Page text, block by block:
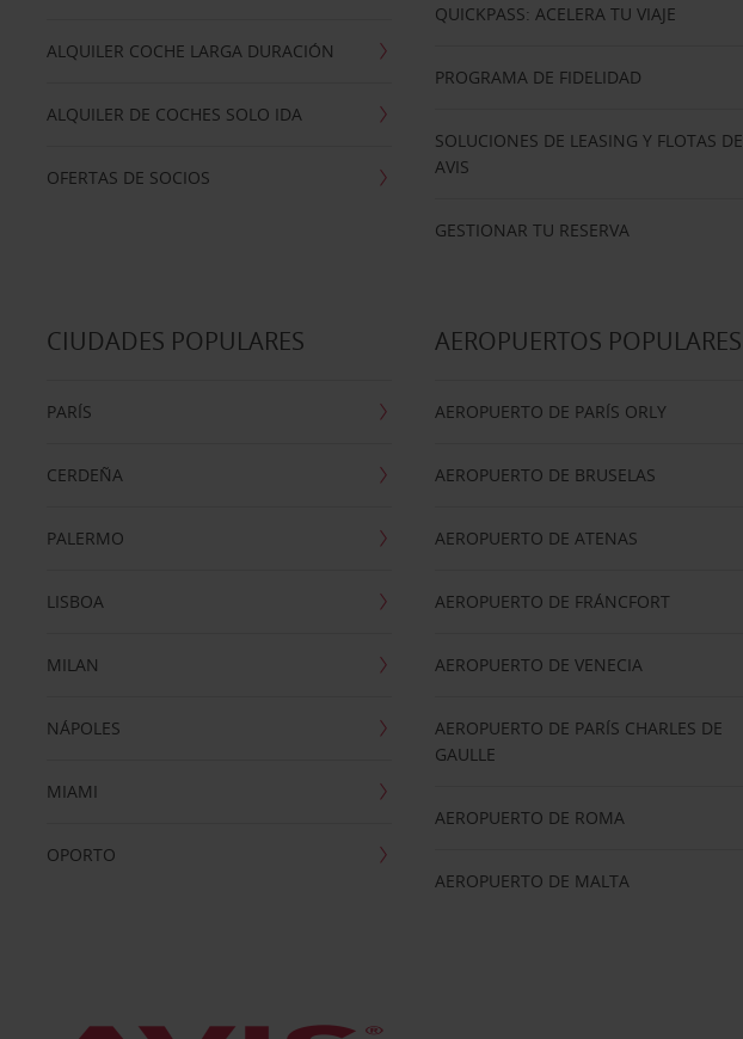
ALQUILER COCHE LARGA DURACIÓN
ALQUILER DE COCHES SOLO IDA
OFERTAS DE SOCIOS
QUICKPASS: ACELERA TU VIAJE
PROGRAMA DE FIDELIDAD
SOLUCIONES DE LEASING Y FLOTAS DE
AVIS
GESTIONAR TU RESERVA
CIUDADES POPULARES
PARÍS
CERDEÑA
PALERMO
LISBOA
MILAN
NÁPOLES
MIAMI
OPORTO
AEROPUERTOS POPULARES
AEROPUERTO DE PARÍS ORLY
AEROPUERTO DE BRUSELAS
AEROPUERTO DE ATENAS
AEROPUERTO DE FRÁNCFORT
AEROPUERTO DE VENECIA
AEROPUERTO DE PARÍS CHARLES DE
GAULLE
AEROPUERTO DE ROMA
AEROPUERTO DE MALTA